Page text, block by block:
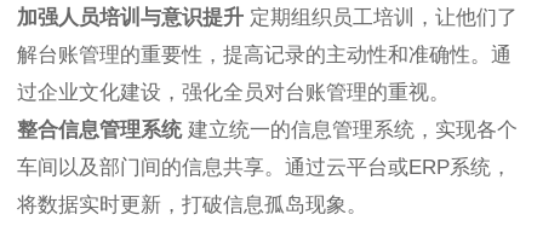
加强人员培训与意识提升 定期组织员工培训，让他们了
解台账管理的重要性，提高记录的主动性和准确性。通
过企业文化建设，强化全员对台账管理的重视。
整合信息管理系统建立统一的信息管理系统，实现各个
车间以及部门间的信息共享。通过云平台或ERP系统，
将数据实时更新，打破信息孤岛现象。